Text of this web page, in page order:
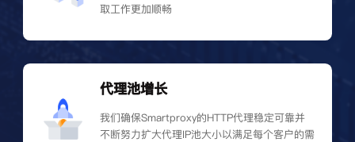
取工作更加顺畅
代理池增长
我们确保Smartproxy的HTTP代理稳定可靠并
不断努力扩大代理IP池大小以满足每个客户的需